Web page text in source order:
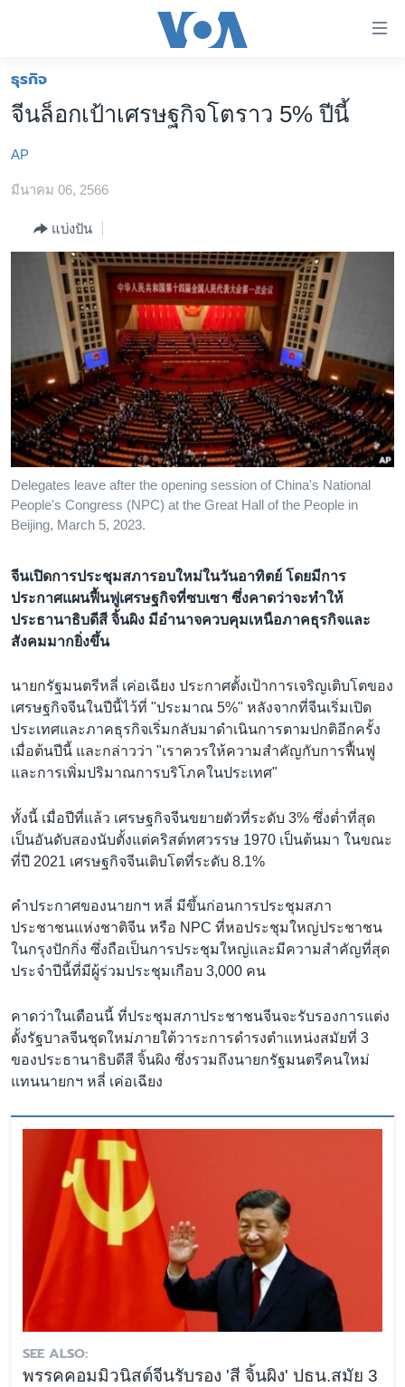
ต่อ
ข้าม
ไป
เนื้อหา
ข้าม
ค้นหา
หน้าหลัก
โลก
เอเชีย
สหรัฐฯ
ไทย
ธุรกิจ
วิทยาศาสตร์
สังคมและสุขภาพ
ไลฟ์สไตล์
ตรวจสอบข่าว
เรียนรู้ภาษาอังกฤษ
พอดคาสต์
ติดตามเรา
เลือกภาษา
ธุรกิจ
จีนล็อกเป้าเศรษฐกิจโตราว 5% ปีนี้
AP
มีนาคม 06, 2566
แบ่งปัน
Delegates leave after the opening session of China's National
People's Congress (NPC) at the Great Hall of the People in
Beijing, March 5, 2023.
จีนเปิดการประชุมสภารอบใหม่ในวันอาทิตย์ โดยมีการ
ประกาศแผนฟื้นฟูเศรษฐกิจที่ซบเซา ซึ่งคาดว่าจะทำให้
ประธานาธิบดีสี จิ้นผิง มีอำนาจควบคุมเหนือภาคธุรกิจและ
สังคมมากยิ่งขึ้น
นายกรัฐมนตรีหลี่ เค่อเฉียง ประกาศตั้งเป้าการเจริญเติบโตของ
เศรษฐกิจจีนในปีนี้ไว้ที่ "ประมาณ 5%" หลังจากที่จีนเริ่มเปิด
ประเทศและภาคธุรกิจเริ่มกลับมาดำเนินการตามปกติอีกครั้ง
เมื่อต้นปีนี้ และกล่าวว่า "เราควรให้ความสำคัญกับการฟื้นฟู
และการเพิ่มปริมาณการบริโภคในประเทศ"
ทั้งนี้ เมื่อปีที่แล้ว เศรษฐกิจจีนขยายตัวที่ระดับ 3% ซึ่งต่ำที่สุด
เป็นอันดับสองนับตั้งแต่คริสต์ทศวรรษ 1970 เป็นต้นมา ในขณะ
ที่ปี 2021 เศรษฐกิจจีนเติบโตที่ระดับ 8.1%
คำประกาศของนายกฯ หลี่ มีขึ้นก่อนการประชุมสภา
ประชาชนแห่งชาติจีน หรือ NPC ที่หอประชุมใหญ่ประชาชน
ในกรุงปักกิ่ง ซึ่งถือเป็นการประชุมใหญ่และมีความสำคัญที่สุด
ประจำปีนี้ที่มีผู้ร่วมประชุมเกือบ 3,000 คน
คาดว่าในเดือนนี้ ที่ประชุมสภาประชาชนจีนจะรับรองการแต่ง
ตั้งรัฐบาลจีนชุดใหม่ภายใต้วาระการดำรงตำแหน่งสมัยที่ 3
ของประธานาธิบดีสี จิ้นผิง ซึ่งรวมถึงนายกรัฐมนตรีคนใหม่
แทนนายกฯ หลี่ เค่อเฉียง
SEE ALSO:
พรรคคอมมิวนิสต์จีนรับรอง 'สี จิ้นผิง' ปธน.สมัย 3